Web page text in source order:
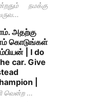
நமக்கு
அதற்கு
கொடுங்கள்
| I do
car. Give
|
வென்ற ...